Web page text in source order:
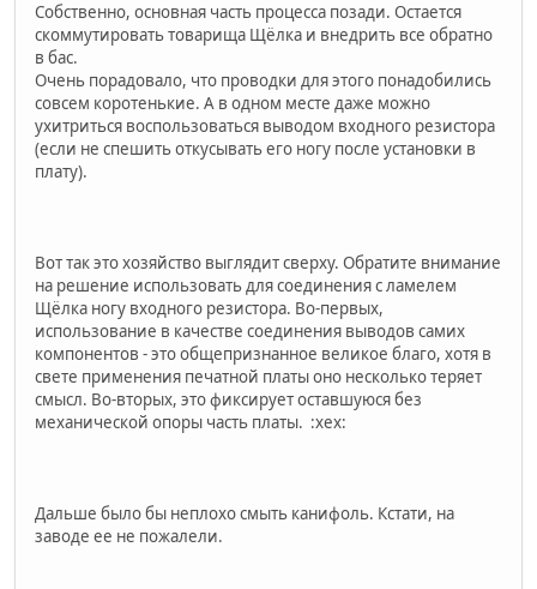
Собственно, основная часть процесса позади. Остается
скоммутировать товарища Щёлка и внедрить все обратно
в бас.
Очень порадовало, что проводки для этого понадобились
совсем коротенькие. А в одном месте даже можно
ухитриться воспользоваться выводом входного резистора
(если не спешить откусывать его ногу после установки в
плату).
Вот так это хозяйство выглядит сверху. Обратите внимание
на решение использовать для соединения с ламелем
Щёлка ногу входного резистора. Во-первых,
использование в качестве соединения выводов самих
компонентов - это общепризнанное великое благо, хотя в
свете применения печатной платы оно несколько теряет
смысл. Во-вторых, это фиксирует оставшуюся без
механической опоры часть платы. :xex:
Дальше было бы неплохо смыть канифоль. Кстати, на
заводе ее не пожалели.